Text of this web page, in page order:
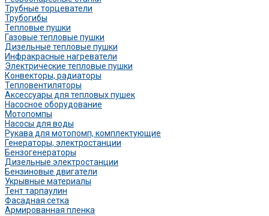
Трубные торцеватели
Трубогибы
Тепловые пушки
Газовые тепловые пушки
Дизельные тепловые пушки
Инфракрасные нагреватели
Электрические тепловые пушки
Конвекторы, радиаторы
Тепловентиляторы
Аксессуары для тепловых пушек
Насосное оборудование
Мотопомпы
Насосы для воды
Рукава для мотопомп, комплектующие
Генераторы, электростанции
Бензогенераторы
Дизельные электростанции
Бензиновые двигатели
Укрывные материалы
Тент тарпаулин
Фасадная сетка
Армированная пленка